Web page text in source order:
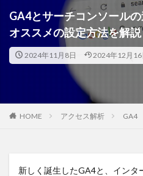
GA4とサーチコンソール
オススメの設定方法を解説
2024年11月8日 2024年12月16
HOME アクセス解析 GA4
新しく誕生したGA4と、インタ
アフィリエイト広告
ディ
リスティング広告
動画広
純広告
Criteo
検